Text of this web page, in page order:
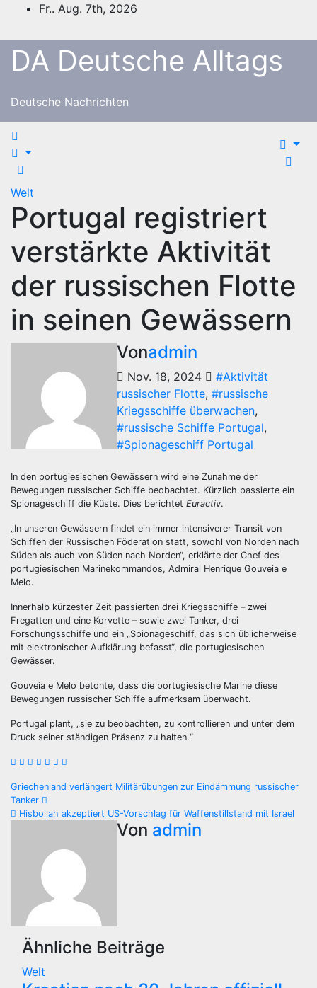
springen
Fr.. Aug. 7th, 2026
DA Deutsche Alltags
Deutsche Nachrichten
Welt
Portugal registriert
verstärkte Aktivität
der russischen Flotte
in seinen Gewässern
Vonadmin
Nov. 18, 2024
#Aktivität
russischer Flotte, #russische
Kriegsschiffe überwachen,
#russische Schiffe Portugal,
#Spionageschiff Portugal
In den portugiesischen Gewässern wird eine Zunahme der
Bewegungen russischer Schiffe beobachtet. Kürzlich passierte ein
Spionageschiff die Küste. Dies berichtet Euractiv.
„In unseren Gewässern findet ein immer intensiverer Transit von
Schiffen der Russischen Föderation statt, sowohl von Norden nach
Süden als auch von Süden nach Norden“, erklärte der Chef des
portugiesischen Marinekommandos, Admiral Henrique Gouveia e
Melo.
Innerhalb kürzester Zeit passierten drei Kriegsschiffe – zwei
Fregatten und eine Korvette – sowie zwei Tanker, drei
Forschungsschiffe und ein „Spionageschiff, das sich üblicherweise
mit elektronischer Aufklärung befasst“, die portugiesischen
Gewässer.
Gouveia e Melo betonte, dass die portugiesische Marine diese
Bewegungen russischer Schiffe aufmerksam überwacht.
Portugal plant, „sie zu beobachten, zu kontrollieren und unter dem
Druck seiner ständigen Präsenz zu halten.“
Beitragsnavigation
Griechenland verlängert Militärübungen zur Eindämmung russischer
Tanker
Hisbollah akzeptiert US-Vorschlag für Waffenstillstand mit Israel
Von admin
Ähnliche Beiträge
Welt